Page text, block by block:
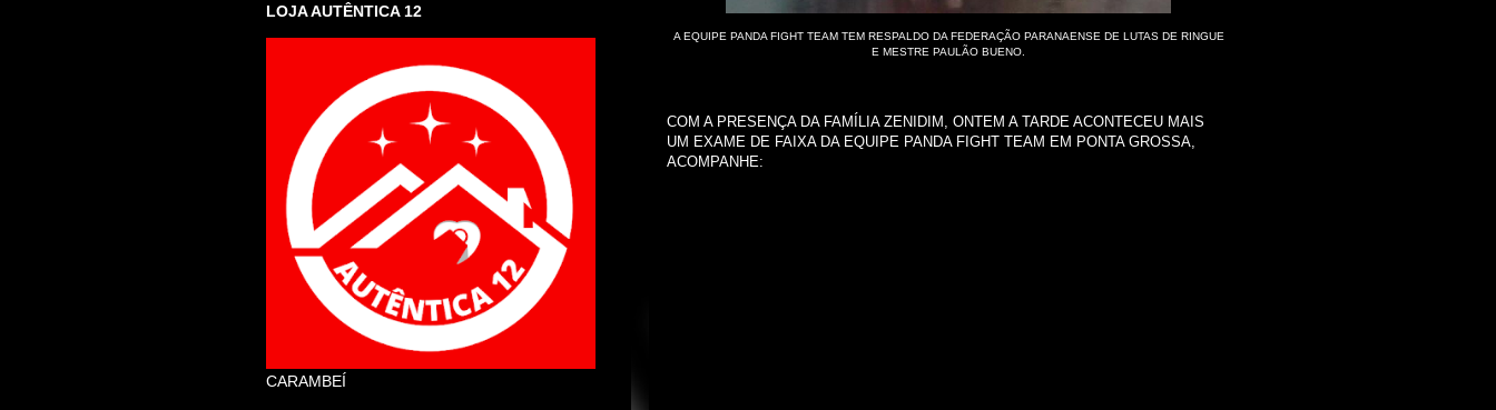
A EQUIPE PANDA FIGHT TEAM TEM RESPALDO DA FEDERAÇÃO PARANAENSE DE LUTAS DE RINGUE
E MESTRE PAULÃO BUENO.
COM A PRESENÇA DA FAMÍLIA ZENIDIM, ONTEM A TARDE ACONTECEU MAIS
UM EXAME DE FAIXA DA EQUIPE PANDA FIGHT TEAM EM PONTA GROSSA,
ACOMPANHE:
LOJA AUTÊNTICA 12
CARAMBEÍ